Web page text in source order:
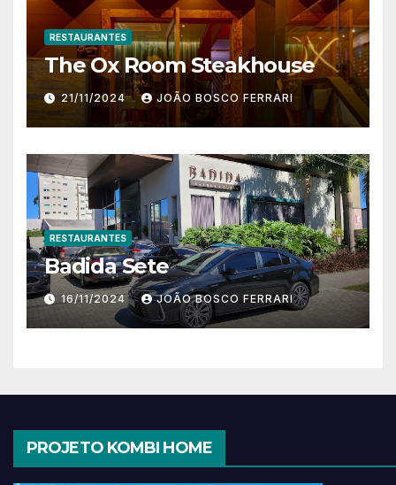
RESTAURANTES
The Ox Room Steakhouse
21/11/2024 JOÃO BOSCO FERRARI
RESTAURANTES
Badida Sete
16/11/2024 JOÃO BOSCO FERRARI
PROJETO KOMBI HOME